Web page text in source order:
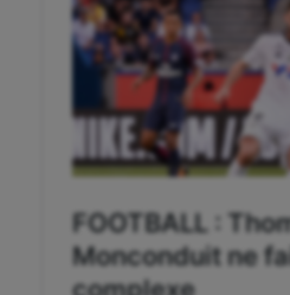
Randonnée / Marche
Roller-derby
Sarbacane
Sauvetage sportif
Sport adapté
Sport handicap